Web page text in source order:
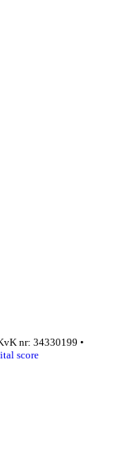
nr: 34330199 •
score